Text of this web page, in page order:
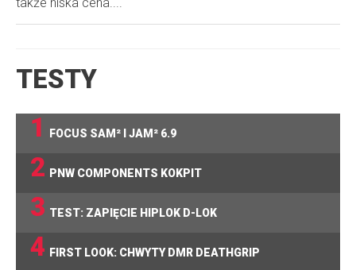
TESTY
1
FOCUS SAM² I JAM² 6.9
2 PNW COMPONENTS KOKPIT
3 TEST: ZAPIĘCIE HIPLOK D-LOK
4 FIRST LOOK: CHWYTY DMR DEATHGRIP